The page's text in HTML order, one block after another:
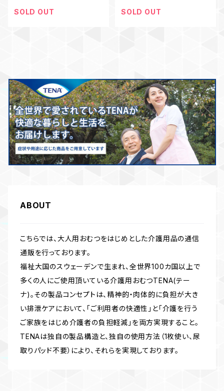
SOLD OUT
SOLD OUT
ABOUT
こちらでは、大人用おむつをはじめとした介護用品の通信
通販を行っております。
福祉大国のスウェーデンで生まれ、全世界100カ国以上で
多くの人にご使用頂いている介護用おむつTENA(テー
ナ)。その製品コンセプトは、精神的・肉体的に負担が大き
い排泄ケアにおいて、「ご利用者の快適性」と「介護を行う
ご家族をはじめ介護者の負担軽減」を両方実現すること。
TENAは独自の製品構造と、独自の使用方法（1枚使い、尿
取りパッド不要）により、それらを実現しております。